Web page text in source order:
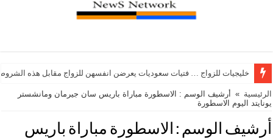
خليجيات للزواج … فتيات سعوديات يعرضن انفسهن للزواج مقابل هذه
الرئيسية » أرشيف الوسم : الاسطورة مباراة باريس سان جيرمان ومانشستر
يونايتد اليوم الاسطورة
أرشيف الوسم : الاسطورة مباراة باريس